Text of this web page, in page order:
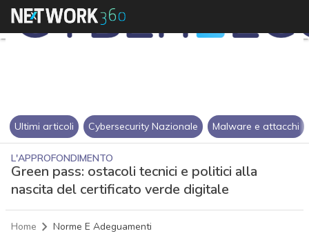
Ultimi articoli Cybersecurity Nazionale Malware e attacchi
L'APPROFONDIMENTO
Green pass: ostacoli tecnici e politici alla
nascita del certificato verde digitale
Home Norme E Adeguamenti